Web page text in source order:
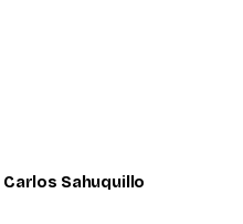
Sahuquillo